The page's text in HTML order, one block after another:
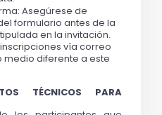
Asegúrese de
formulario antes de la
en la invitación.
vía correo
medio diferente a este
TÉCNICOS PARA